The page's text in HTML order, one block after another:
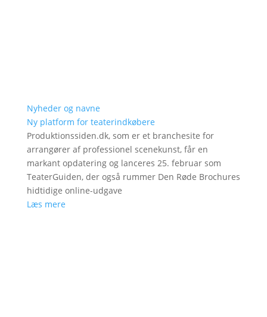
Nyheder og navne
Ny platform for teaterindkøbere
Produktionssiden.dk, som er et branchesite for
arrangører af professionel scenekunst, får en
markant opdatering og lanceres 25. februar som
TeaterGuiden, der også rummer Den Røde Brochures
hidtidige online-udgave
Læs mere